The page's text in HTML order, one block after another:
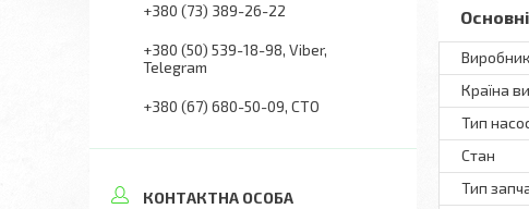
Основні
Виробник
Країна
Тип
Стан
Тип
+380 (73) 389-26-22
+380 (50) 539-18-98 Viber,
Telegram
+380 (67) 680-50-09 СТО